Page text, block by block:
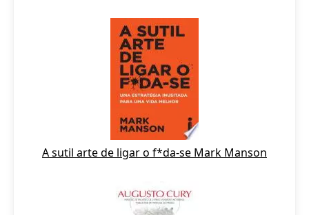
A sutil arte de ligar o f*da-se Mark Manson